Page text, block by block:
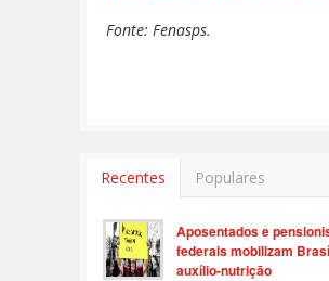
Fonte: Fenasps.
Recentes Populares
Aposentados e
federais mobilizam
auxílio-nutrição